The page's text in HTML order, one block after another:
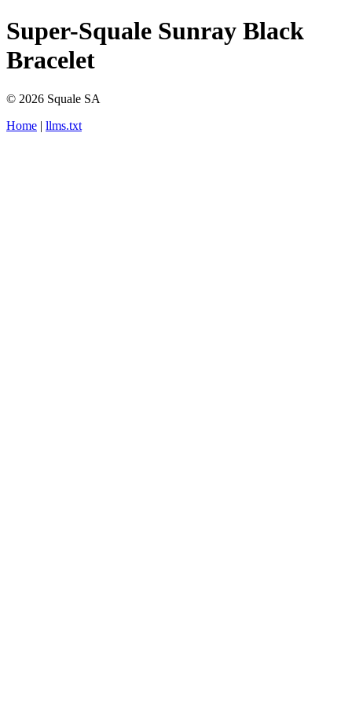
Super-Squale Sunray Black
Bracelet
© 2026 Squale SA
Home | llms.txt